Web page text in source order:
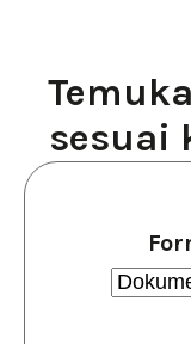
sesuai